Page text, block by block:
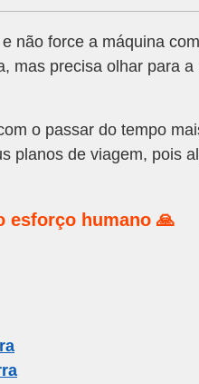
não force a máquina
mas precisa olhar para a
o passar do tempo
planos de viagem, pois
esforço humano 🙏